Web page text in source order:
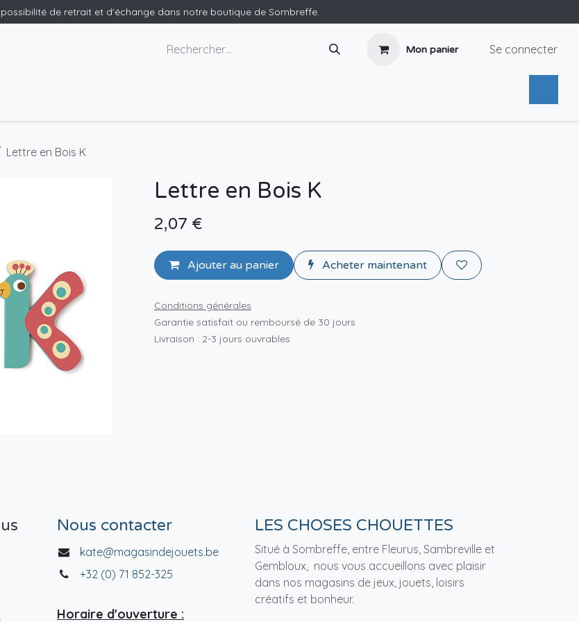
de retrait et d'échange dans notre boutique de Sombreffe.
Mon panier Se connecter
Lettre en Bois K
Lettre en Bois K
2,07 €
Ajouter au panier Acheter maintenant
Conditions générales
Garantie satisfait ou remboursé de 30 jours
Livraison : 2-3 jours ouvrables
Nous contacter
kate@magasindejouets.be
+32 (0) 71 852-325
Horaire d'ouverture :
LES CHOSES CHOUETTES
Situé à Sombreffe, entre Fleurus, Sambreville et
Gembloux, nous vous accueillons avec plaisir
dans nos magasins de jeux, jouets, loisirs
créatifs et bonheur.